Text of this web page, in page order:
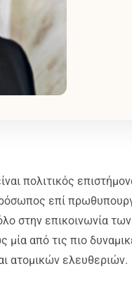
πολιτικός
επί
στην επικοινωνία
από τις πιο
ατομικών ελευθεριών.